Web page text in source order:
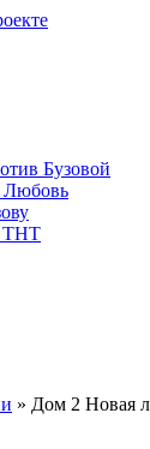
Бузовой
ТНТ
» Дом 2 Новая